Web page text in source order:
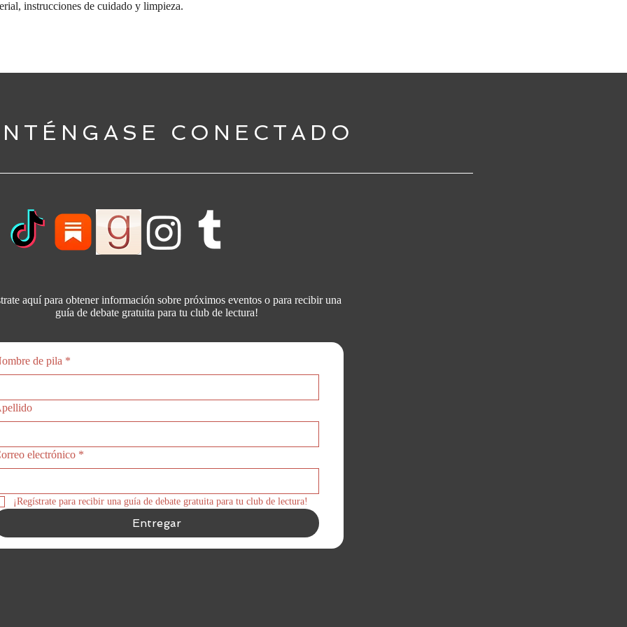
instrucciones de cuidado y limpieza.
CONECTADO
aquí para obtener información sobre próximos eventos o para recibir una
guía de debate gratuita para tu club de lectura!
de pila *
electrónico *
¡Regístrate para recibir una guía de debate gratuita para tu club de lectura!
Entregar